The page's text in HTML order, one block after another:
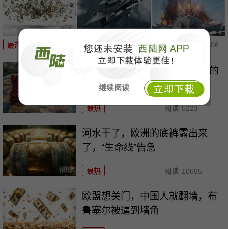
继续阅读
最热 阅读 6148 08-06
删去28字，扩军一整本！高市的
把戏骗不了东大
最热 阅读 5223
河水干了，欧洲的底裤露出来
了，“生命线”告急
最热 阅读 10685
欧盟想关门，中国人就翻墙，布
鲁塞尔被逼到墙角